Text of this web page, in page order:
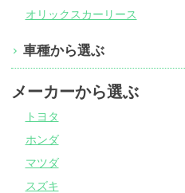
オリックスカーリース
車種から選ぶ
メーカーから選ぶ
トヨタ
ホンダ
マツダ
スズキ